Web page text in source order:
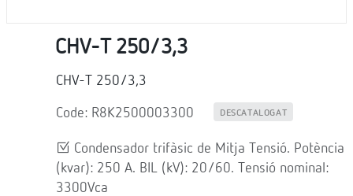
CHV-T 250/3,3
CHV-T 250/3,3
Code: R8K2500003300 DESCATALOGAT
Condensador trifàsic de Mitja Tensió. Potència
(kvar): 250 A. BIL (kV): 20/60. Tensió nominal:
3300Vca